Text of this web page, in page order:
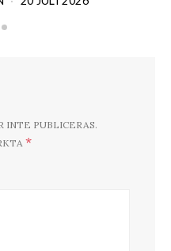
INTE PUBLICERAS.
*